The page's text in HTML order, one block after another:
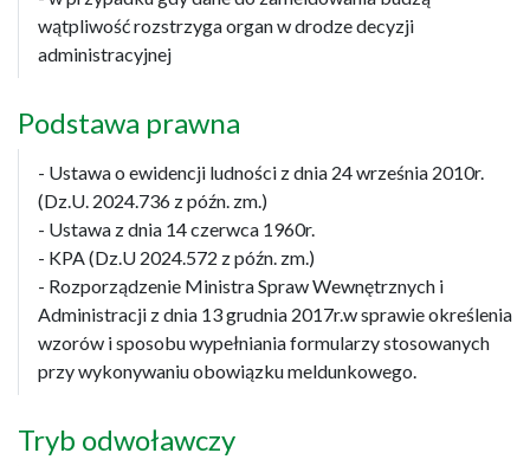
wątpliwość rozstrzyga organ w drodze decyzji
administracyjnej
Podstawa prawna
- Ustawa o ewidencji ludności z dnia 24 września 2010r.
(Dz.U. 2024.736 z późn. zm.)
- Ustawa z dnia 14 czerwca 1960r.
- KPA (Dz.U 2024.572 z późn. zm.)
- Rozporządzenie Ministra Spraw Wewnętrznych i
Administracji z dnia 13 grudnia 2017r.w sprawie określenia
wzorów i sposobu wypełniania formularzy stosowanych
przy wykonywaniu obowiązku meldunkowego.
Tryb odwoławczy